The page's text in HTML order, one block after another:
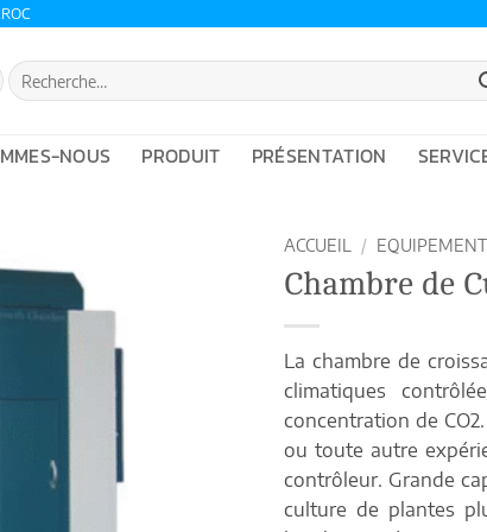
Recherche
pour :
NOUS PRODUIT PRÉSENTATION
ACCUEIL /
Chambre de
La chambre de
climatiques
concentration de CO2.
ou toute autre
contrôleur. Grande
culture de plantes